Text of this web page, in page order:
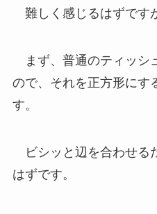
難しく感じるはずです
まず、普通のティッシ
ので、それを正方形にす
す。
ビシッと辺を合わせる
はずです。